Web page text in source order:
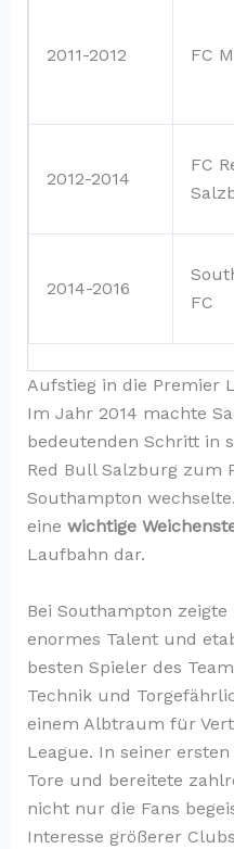
2011-2012 FC
2012-2014
FC
2014-2016
FC
Aufstieg in die Premier
Im Jahr 2014 machte
bedeutenden Schritt in
Red Bull Salzburg zum
Southampton
eine wichtige
Laufbahn dar.
Bei Southampton zeigte
enormes Talent und
besten Spieler des
Technik und
einem Albtraum für
League. In seiner
Tore und bereitete
nicht nur die Fans
Interesse größerer